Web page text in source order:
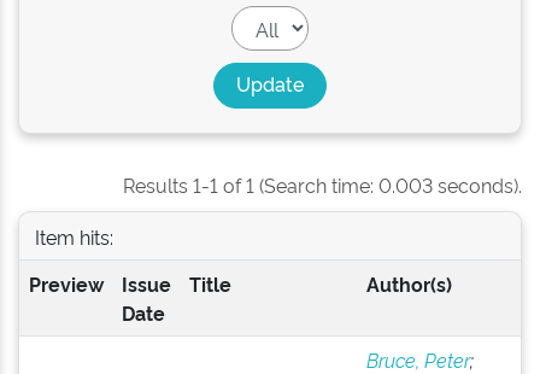
Results 1-1 of 1 (Search time: 0.003 seconds).
Item hits:
Preview
Issue
Date
Title Author(s)
Bruce, Peter;